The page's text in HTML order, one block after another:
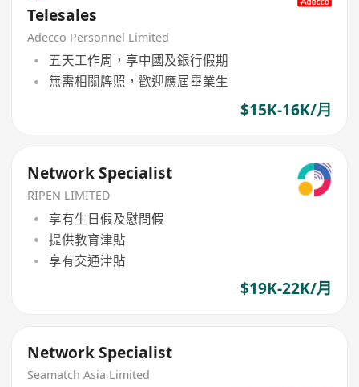
Telesales
Adecco Personnel Limited
五天工作周，享中國及銀行假期
無需相關牌照，歡迎應屆畢業生
$15K-16K/月
Network Specialist
RIPEN LIMITED
享有生日假及慰問假
提供教育津貼
享有交通津貼
$19K-22K/月
Network Specialist
Seamatch Asia Limited